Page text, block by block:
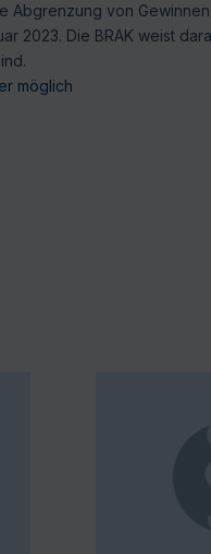
Abgrenzung von
2023. Die BRAK weist
möglich